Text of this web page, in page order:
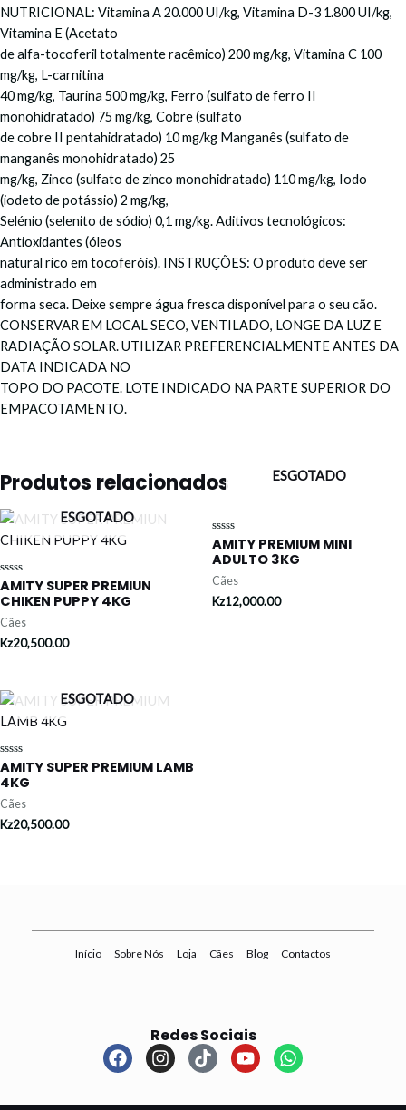
NUTRICIONAL: Vitamina A 20.000 UI/kg, Vitamina D-3 1.800 UI/kg,
Vitamina E (Acetato
de alfa-tocoferil totalmente racêmico) 200 mg/kg, Vitamina C 100
mg/kg, L-carnitina
40 mg/kg, Taurina 500 mg/kg, Ferro (sulfato de ferro II
monohidratado) 75 mg/kg, Cobre (sulfato
de cobre II pentahidratado) 10 mg/kg Manganês (sulfato de
manganês monohidratado) 25
mg/kg, Zinco (sulfato de zinco monohidratado) 110 mg/kg, Iodo
(iodeto de potássio) 2 mg/kg,
Selénio (selenito de sódio) 0,1 mg/kg. Aditivos tecnológicos:
Antioxidantes (óleos
natural rico em tocoferóis). INSTRUÇÕES: O produto deve ser
administrado em
forma seca. Deixe sempre água fresca disponível para o seu cão.
CONSERVAR EM LOCAL SECO, VENTILADO, LONGE DA LUZ E
RADIAÇÃO SOLAR. UTILIZAR PREFERENCIALMENTE ANTES DA
DATA INDICADA NO
TOPO DO PACOTE. LOTE INDICADO NA PARTE SUPERIOR DO
EMPACOTAMENTO.
Produtos relacionados
ESGOTADO
Avaliação
0
de
5
AMITY SUPER PREMIUN
CHIKEN PUPPY 4KG
Cães
Kz20,500.00
ESGOTADO
Avaliação
0
de
5
AMITY PREMIUM MINI
ADULTO 3KG
Cães
Kz12,000.00
ESGOTADO
Avaliação
0
de
5
AMITY SUPER PREMIUM LAMB
4KG
Cães
Kz20,500.00
Início Sobre Nós Loja Cães Blog Contactos
Redes Sociais
F
a
I
n
T
i
Y
o
W
h